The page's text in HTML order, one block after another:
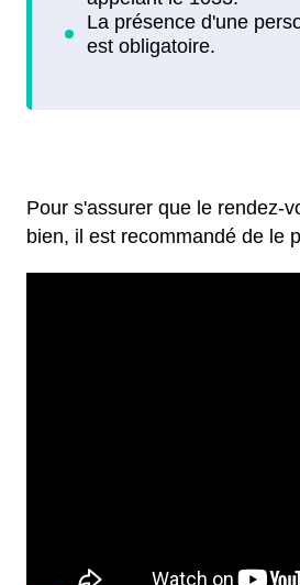
Pour s'assurer que le rendez-
bien, il est recommandé de le